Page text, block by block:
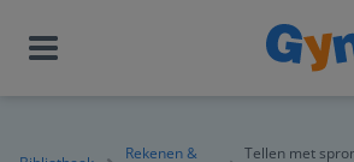
Rekenen &
Tellen met